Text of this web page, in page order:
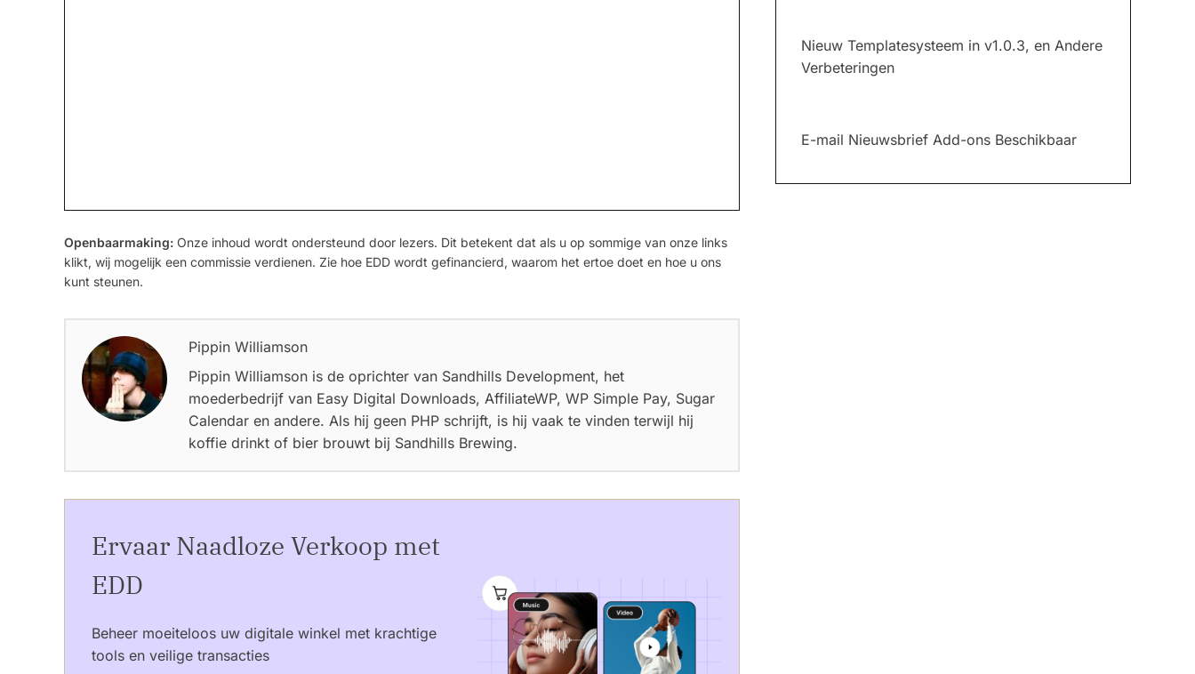
Nieuw Templatesysteem in v1.0.3, en Andere
Verbeteringen
E-mail Nieuwsbrief Add-ons Beschikbaar
Openbaarmaking: Onze inhoud wordt ondersteund door lezers. Dit betekent dat als u op sommige van onze links
klikt, wij mogelijk een commissie verdienen. Zie hoe EDD wordt gefinancierd, waarom het ertoe doet en hoe u ons
kunt steunen.
Pippin Williamson
Pippin Williamson is de oprichter van Sandhills Development, het
moederbedrijf van Easy Digital Downloads, AffiliateWP, WP Simple Pay, Sugar
Calendar en andere. Als hij geen PHP schrijft, is hij vaak te vinden terwijl hij
koffie drinkt of bier brouwt bij Sandhills Brewing.
Ervaar Naadloze Verkoop met
EDD
Beheer moeiteloos uw digitale winkel met krachtige
tools en veilige transacties